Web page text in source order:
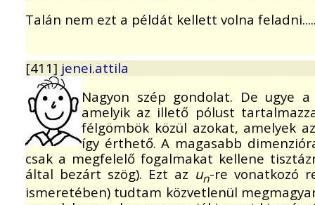
Talán nem ezt a példát kellett volna
[411] jenei.attila
Nagyon szép gondolat. De ugye
amelyik az illető pólust
félgömbök közül azokat, amelyek
így érthető. A magasabb
csak a megfelelő fogalmakat kellene
által bezárt szög). Ezt az un-re vonatkozó
ismeretében) tudtam közvetlenül